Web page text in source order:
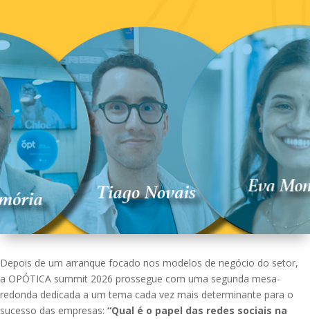
Depois de um arranque focado nos modelos de negócio do setor,
a OPÓTICA summit 2026 prossegue com uma segunda mesa-
redonda dedicada a um tema cada vez mais determinante para o
sucesso das empresas: “Qual é o papel das redes sociais na